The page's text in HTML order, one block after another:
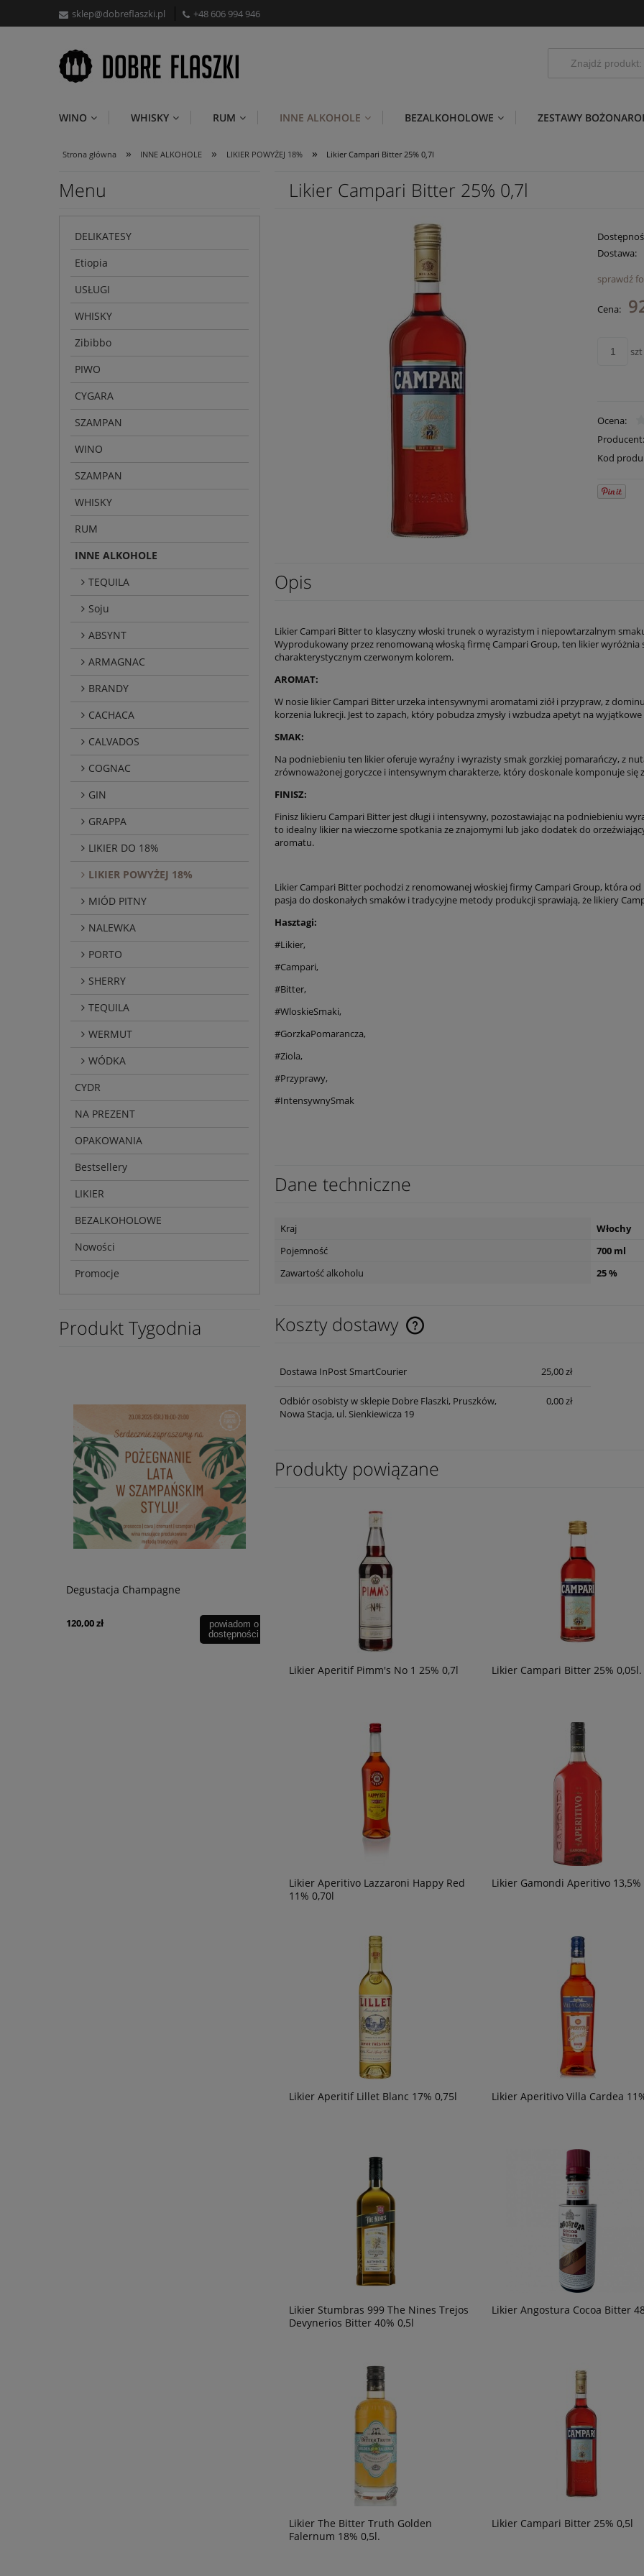
sklep@dobreflaszki.pl +48 606 994 946
WINO WHISKY RUM INNE ALKOHOLE BEZALKOHOLOWE ZESTAWY
Strona główna » INNE ALKOHOLE » LIKIER POWYŻEJ 18% » Likier Campari Bitter 25% 0,7l
Menu
DELIKATESY
Etiopia
USŁUGI
WHISKY
Zibibbo
PIWO
CYGARA
SZAMPAN
WINO
SZAMPAN
WHISKY
RUM
INNE ALKOHOLE
TEQUILA
Soju
ABSYNT
ARMAGNAC
BRANDY
CACHACA
CALVADOS
COGNAC
GIN
GRAPPA
LIKIER DO 18%
LIKIER POWYŻEJ 18%
MIÓD PITNY
NALEWKA
PORTO
SHERRY
TEQUILA
WERMUT
WÓDKA
CYDR
NA PREZENT
OPAKOWANIA
Bestsellery
LIKIER
BEZALKOHOLOWE
Nowości
Promocje
Produkt Tygodnia
Degustacja Champagne
120,00 zł
powiadom o
dostępności
Wino Tagaro Apulia Gravity Primitivo
Wino The Retreat Sauvignon blanc
Likier Campari Bitter 25% 0,7l
Dostawa:
sprawdź
Cena:
szt
Ocena:
Producent:
Kod
Opis
Likier Campari Bitter to klasyczny włoski trunek o wyrazistym i niepowtarzalnym
Wyprodukowany przez renomowaną włoską firmę Campari Group, ten likier
charakterystycznym czerwonym kolorem.
AROMAT:
W nosie likier Campari Bitter urzeka intensywnymi aromatami ziół i przypraw, z
korzenia lukrecji. Jest to zapach, który pobudza zmysły i wzbudza apetyt na
SMAK:
Na podniebieniu ten likier oferuje wyraźny i wyrazisty smak gorzkiej pomarańczy, z
zrównoważonej goryczce i intensywnym charakterze, który doskonale komponuje się
FINISZ:
Finisz likieru Campari Bitter jest długi i intensywny, pozostawiając na podniebieniu
to idealny likier na wieczorne spotkania ze znajomymi lub jako dodatek do
aromatu.
Likier Campari Bitter pochodzi z renomowanej włoskiej firmy Campari Group, która
pasja do doskonałych smaków i tradycyjne metody produkcji sprawiają, że likiery
Hasztagi:
#Likier,
#Campari,
#Bitter,
#WloskieSmaki,
#GorzkaPomarancza,
#Ziola,
#Przyprawy,
#IntensywnySmak
Dane techniczne
Kraj
Włochy
Pojemność
700 ml
Zawartość alkoholu
25 %
Koszty dostawy
Dostawa InPost SmartCourier 25,00 zł
Odbiór osobisty w sklepie Dobre Flaszki, Pruszków,
Nowa Stacja, ul. Sienkiewicza 19
0,00 zł
Produkty powiązane
Likier Aperitif Pimm's No 1 25% 0,7l Likier Campari Bitter 25% 0,05l.
Likier Aperitivo Lazzaroni Happy Red
11% 0,70l
Likier Gamondi Aperitivo 13,5%
Likier Aperitif Lillet Blanc 17% 0,75l Likier Aperitivo Villa Cardea
Likier Stumbras 999 The Nines Trejos
Devynerios Bitter 40% 0,5l
Likier Angostura Cocoa Bitter
Likier The Bitter Truth Golden
Falernum 18% 0,5l.
Likier Campari Bitter 25% 0,5l